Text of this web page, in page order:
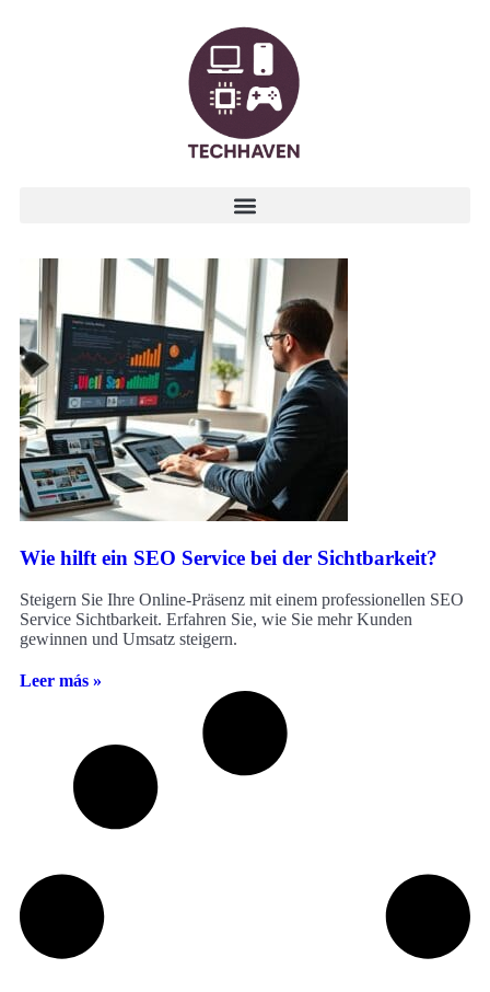
Wie hilft ein SEO Service bei der Sichtbarkeit?
Steigern Sie Ihre Online-Präsenz mit einem professionellen SEO
Service Sichtbarkeit. Erfahren Sie, wie Sie mehr Kunden
gewinnen und Umsatz steigern.
Leer más »